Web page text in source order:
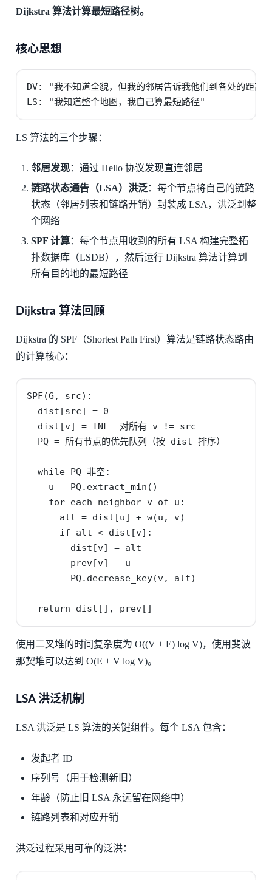
Dijkstra 算法计算最短路径树。
核心思想
DV: "我不知道全貌，但我的邻居告诉我他们到各处的距离"
LS: "我知道整个地图，我自己算最短路径"
LS 算法的三个步骤：
邻居发现：通过 Hello 协议发现直连邻居
链路状态通告（LSA）洪泛：每个节点将自己的链路
状态（邻居列表和链路开销）封装成 LSA，洪泛到整
个网络
SPF 计算：每个节点用收到的所有 LSA 构建完整拓
扑数据库（LSDB），然后运行 Dijkstra 算法计算到
所有目的地的最短路径
Dijkstra 算法回顾
Dijkstra 的 SPF（Shortest Path First）算法是链路状态路由
的计算核心：
SPF(G, src):
  dist[src] = 0
  dist[v] = INF  对所有 v != src
  PQ = 所有节点的优先队列（按 dist 排序）
  while PQ 非空:
    u = PQ.extract_min()
    for each neighbor v of u:
      alt = dist[u] + w(u, v)
      if alt < dist[v]:
        dist[v] = alt
        prev[v] = u
        PQ.decrease_key(v, alt)
  return dist[], prev[]
使用二叉堆的时间复杂度为 O((V + E) log V)，使用斐波
那契堆可以达到 O(E + V log V)。
LSA 洪泛机制
LSA 洪泛是 LS 算法的关键组件。每个 LSA 包含：
发起者 ID
序列号（用于检测新旧）
年龄（防止旧 LSA 永远留在网络中）
链路列表和对应开销
洪泛过程采用可靠的泛洪：